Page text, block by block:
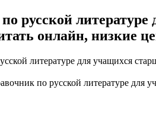
русской
онлайн, низкие
по русской литературе для